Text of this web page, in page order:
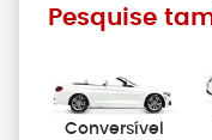
Pesquise
Conversível